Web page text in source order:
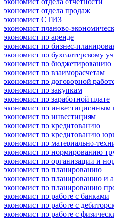
экономист отдела продаж
экономист ОТИЗ
экономист планово-
экономист по аренде
экономист по бизнес-
экономист по бухгалтерскому
экономист по бюджетированию
экономист по взаиморасчетам
экономист по договорной
экономист по закупкам
экономист по заработной плате
экономист по инвестиционным
экономист по инвестициям
экономист по кредитованию
экономист по кредитованию
экономист по материально-
экономист по нормированию
экономист по организации и
экономист по планированию
экономист по планированию и
экономист по планированию
экономист по работе с банками
экономист по работе с
экономист по работе с